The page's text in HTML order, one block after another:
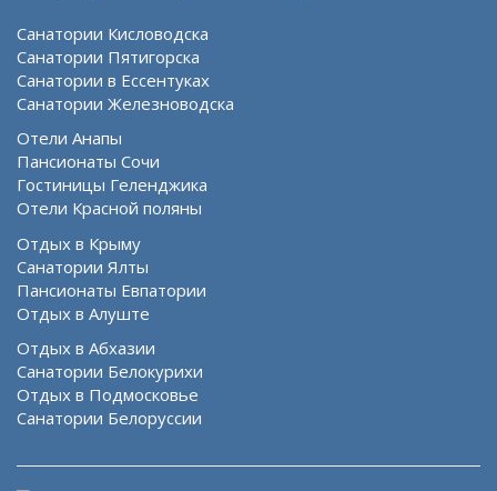
Санатории Кисловодска
Санатории Пятигорска
Санатории в Ессентуках
Санатории Железноводска
Отели Анапы
Пансионаты Сочи
Гостиницы Геленджика
Отели Красной поляны
Отдых в Крыму
Санатории Ялты
Пансионаты Евпатории
Отдых в Алуште
Отдых в Абхазии
Санатории Белокурихи
Отдых в Подмосковье
Санатории Белоруссии